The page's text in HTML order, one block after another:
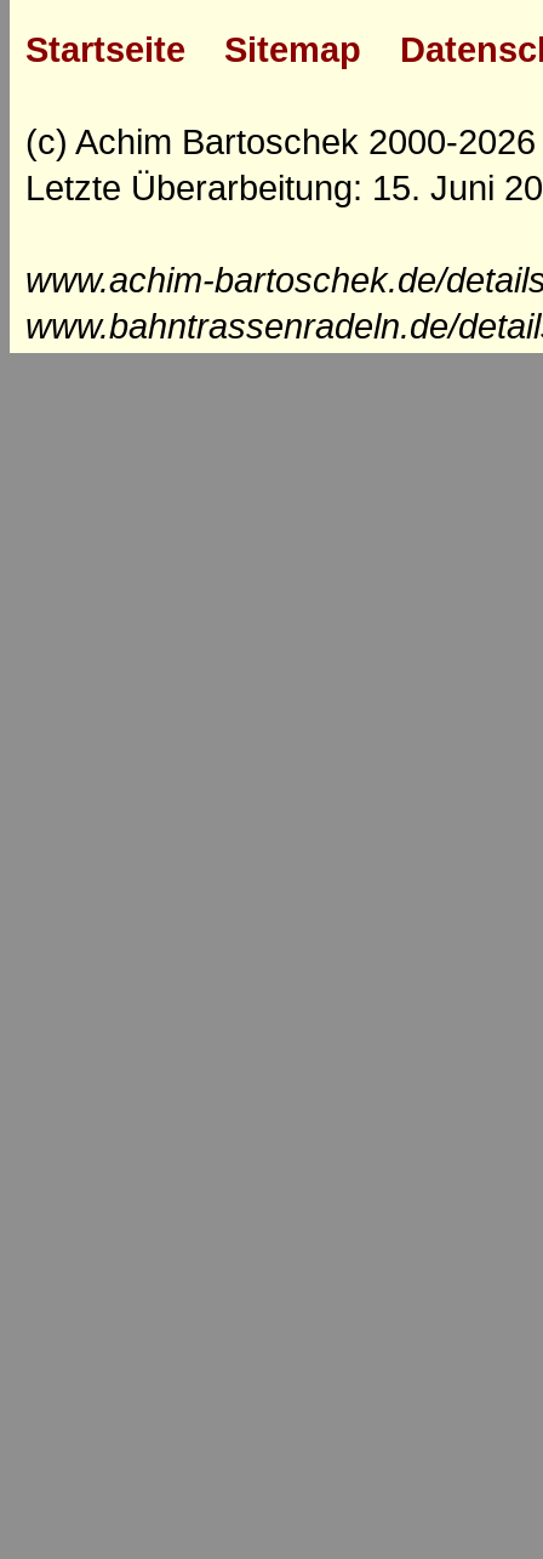
Startseite Sitemap
(c) Achim Bartoschek 2000-2026
Letzte Überarbeitung: 15. Juni
www.achim-bartoschek.de/
www.bahntrassenradeln.de/